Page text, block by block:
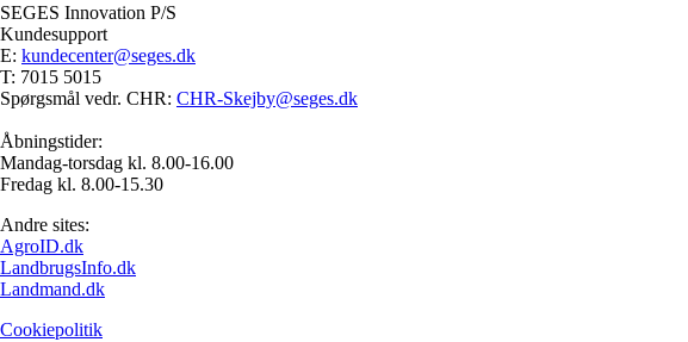
SEGES Innovation P/S
Kundesupport
E: kundecenter@seges.dk
T: 7015 5015
Spørgsmål vedr. CHR: CHR-Skejby@seges.dk
Åbningstider:
Mandag-torsdag kl. 8.00-16.00
Fredag kl. 8.00-15.30
Andre sites:
AgroID.dk
LandbrugsInfo.dk
Landmand.dk
Cookiepolitik